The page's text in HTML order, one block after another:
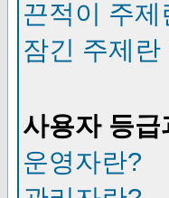
끈적이 주
잠긴 주제란
사용자 등급
운영자란?